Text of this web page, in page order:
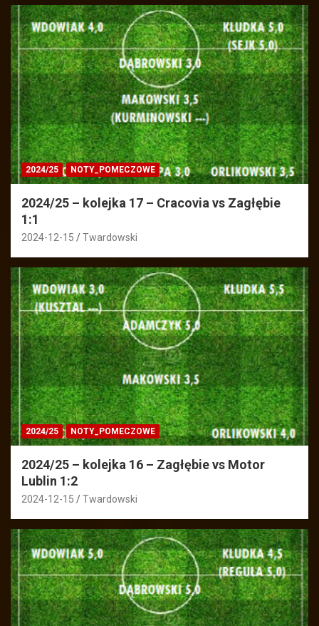
2024/25 NOTY_POMECZOWE
2024/25 – kolejka 17 – Cracovia vs Zagłębie
1:1
2024-12-15 Twardowski
2024/25 NOTY_POMECZOWE
2024/25 – kolejka 16 – Zagłębie vs Motor
Lublin 1:2
2024-12-15 Twardowski